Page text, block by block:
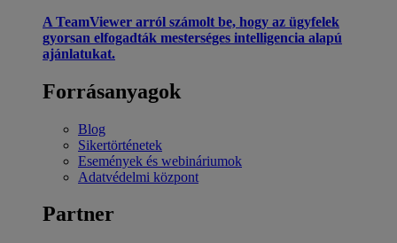
A TeamViewer arról számolt be, hogy az ügyfelek
gyorsan elfogadták mesterséges intelligencia alapú
ajánlatukat.
Forrásanyagok
Blog
Sikertörténetek
Események és webináriumok
Adatvédelmi központ
Partner